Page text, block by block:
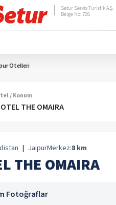
Setur Servis Turistik A.Ş.
Belge No: 728
Otelleri
/ Konum
| JaipurMerkez:8 km
THE OMAIRA
Fotoğraflar